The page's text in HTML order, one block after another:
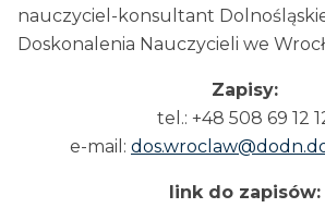
nauczyciel-konsultant
Doskonalenia Nauczycieli we
Zapisy:
tel.: +48 508 69 12
e-mail:
link do zapisów: